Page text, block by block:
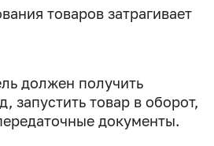
товаров затрагивает
должен получить
запустить товар в оборот,
документы.